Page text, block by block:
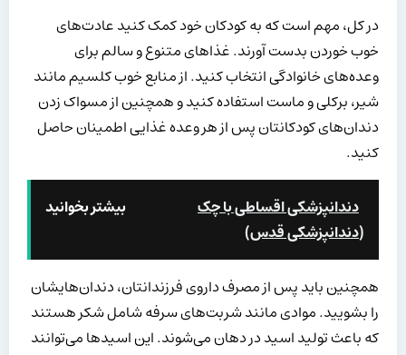
در کل، مهم است که به کودکان خود کمک کنید عادت‌های
خوب خوردن بدست آورند. غذاهای متنوع و سالم برای
وعده‌های خانوادگی انتخاب کنید. از منابع خوب کلسیم مانند
شیر، برکلی و ماست استفاده کنید و همچنین از مسواک زدن
دندان‌های کودکانتان پس از هر وعده غذایی اطمینان حاصل
کنید.
بیشتر بخوانید
دندانپزشکی اقساطی با چک
(دندانپزشکی قدس)
همچنین باید پس از مصرف داروی فرزندانتان، دندان‌هایشان
را بشویید. موادی مانند شربت‌های سرفه شامل شکر هستند
که باعث تولید اسید در دهان می‌شوند. این اسیدها می‌توانند